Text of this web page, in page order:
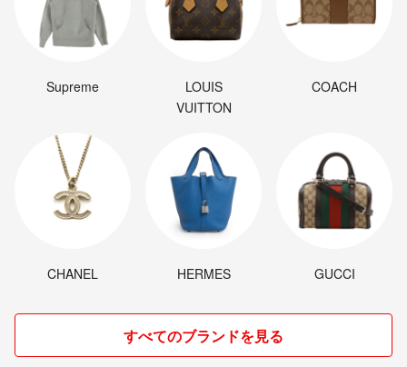
Supreme
LOUIS
VUITTON
COACH
CHANEL HERMES GUCCI
すべてのブランドを見る